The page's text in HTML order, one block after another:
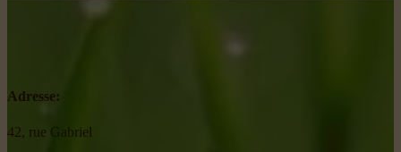
Adresse:
42, rue Gabriel